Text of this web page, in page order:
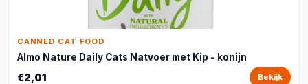
CANNED CAT FOOD
Almo Nature Daily Cats Natvoer met Kip - konijn
€2,01 Bekijk